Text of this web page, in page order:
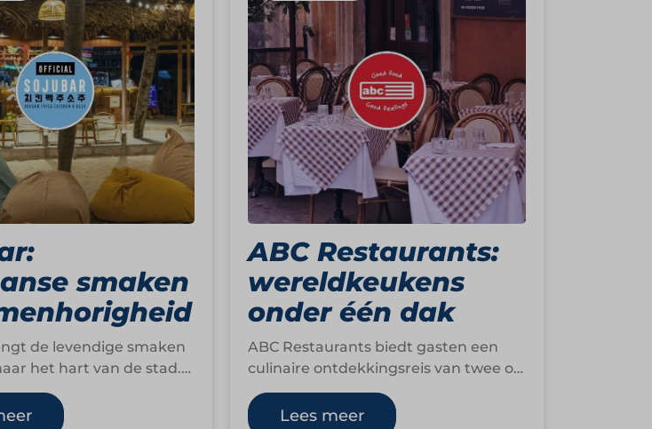
smaken
de levendige smaken
het hart van de stad.
om crispy Korean
ABC Restaurants:
wereldkeukens
onder één dak
ABC Restaurants biedt gasten een
culinaire ontdekkingsreis van twee of
drie uur, tegen één vaste prijs. In een
levendig foodcourt…
Lees meer